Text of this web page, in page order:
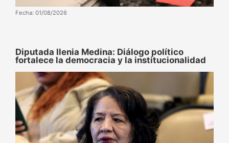
Fecha: 01/08/2026
Diputada Ilenia Medina: Diálogo político
fortalece la democracia y la institucionalidad